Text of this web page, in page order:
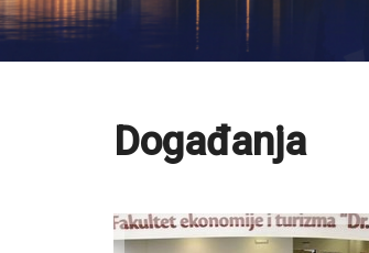
Događanja